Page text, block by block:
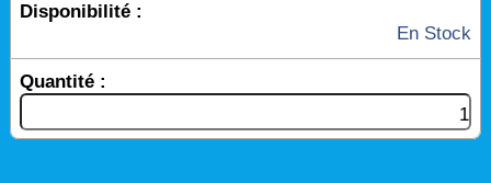
Disponibilité :
En Stock
Quantité :